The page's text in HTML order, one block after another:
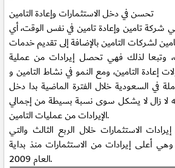
تحسن في دخل الاستثمارات وإعادة التامين
شركة تامين وإعادة تامين في نفس الوقت، أي
لشركات التامين بالإضافة إلى تقديم خدمات
وتبعا لذلك فهي تحصل إيرادات من عملية
إعادة التامين، ومع النمو في نشاط التامين و
في السعودية خلال الفترة الماضية بدا دخل
انه لا زال لا يشكل سوى نسبة بسيطة من إجمالي
الإيرادات من عمليات التامين.
الاستثمارات خلال الربع الثالث والتي
ريال وهي أعلى إيرادات من الاستثمارات منذ بداية
العام 2009.